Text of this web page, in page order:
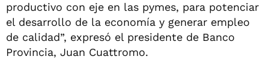
productivo con eje en las pymes, para potenciar
el desarrollo de la economía y generar empleo
de calidad”, expresó el presidente de Banco
Provincia, Juan Cuattromo.